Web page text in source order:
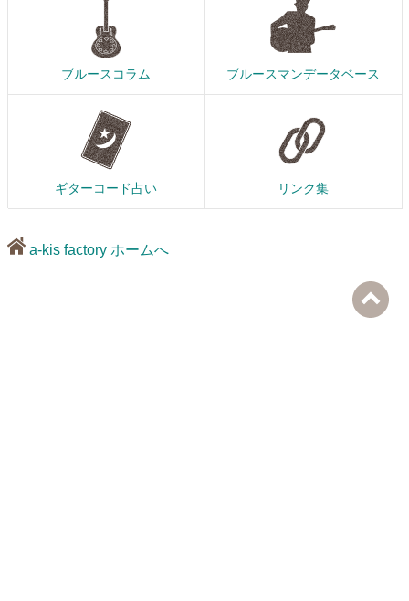
ブルースコラム ブルースマンデータベース
ギターコード占い リンク集
a-kis factory ホームへ